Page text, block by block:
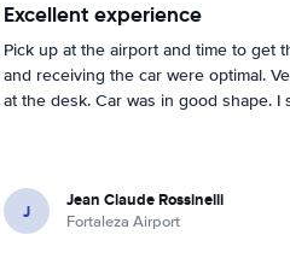
Excellent experience
Pick up at the airport and time to get
and receiving the car were optimal.
at the desk. Car was in good shape. I
J Jean Claude Rossinelli
Fortaleza Airport